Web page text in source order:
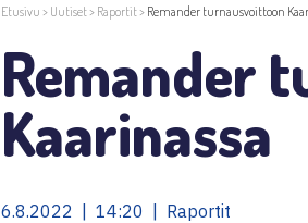
Etusivu > Uutiset> Raportit> Remander turnausvoittoon
Remander
Kaarinassa
6.8.2022 | 14:20 | Raportit